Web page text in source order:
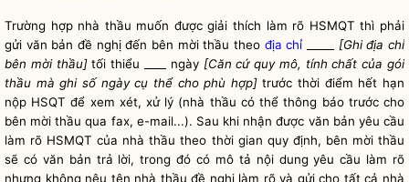
Trường hợp nhà thầu muốn được giải thích làm rõ HSMQT thì phải
gửi văn bản đề nghị đến bên mời thầu theo địa chỉ [Ghiđịa chỉ
bên mời thầu]tối thiểu ____ ngày [Căn cứ quy mô, tính chất củagói
thầu mà ghi số ngày cụ thể cho phù hợp]trước thời điểm hết hạn
nộp HSQT để xem xét, xử lý (nhà thầu có thể thông báo trước cho
bên mời thầu qua fax, e-mail...). Sau khi nhận được văn bản yêu cầu
làm rõ HSMQT của nhà thầu theo thời gian quy định, bên mời thầu
sẽ có văn bản trả lời, trong đó có mô tả nội dung yêu cầu làm rõ
nhưng không nêu tên nhà thầu đề nghị làm rõ và gửi cho tất cả nhà